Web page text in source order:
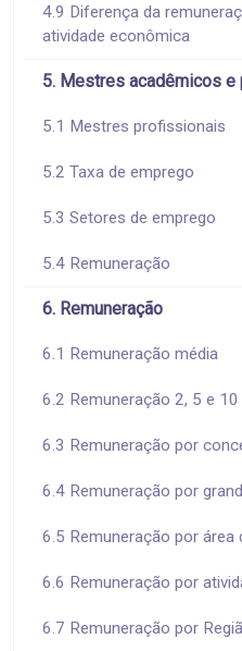
4.9 Diferença da
atividade econômica
5. Mestres acadêmicos
5.1 Mestres profissionais
5.2 Taxa de emprego
5.3 Setores de emprego
5.4 Remuneração
6. Remuneração
6.1 Remuneração média
6.2 Remuneração 2, 5 e
6.3 Remuneração por
6.4 Remuneração por
6.5 Remuneração por área
6.6 Remuneração por
6.7 Remuneração por